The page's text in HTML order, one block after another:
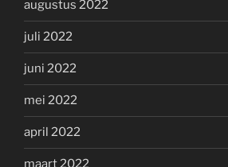
augustus 2022
juli 2022
juni 2022
mei 2022
april 2022
maart 2022